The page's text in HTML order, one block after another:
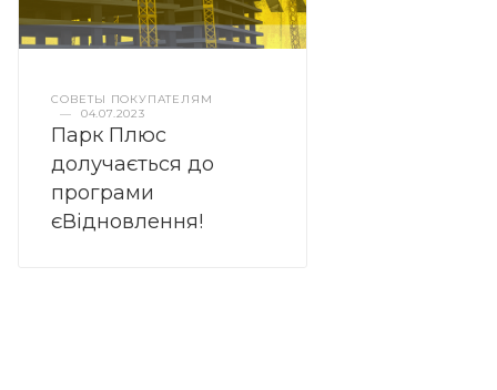
СОВЕТЫ ПОКУПАТЕЛЯМ
—
04.07.2023
Парк Плюс
долучається до
програми
єВідновлення!